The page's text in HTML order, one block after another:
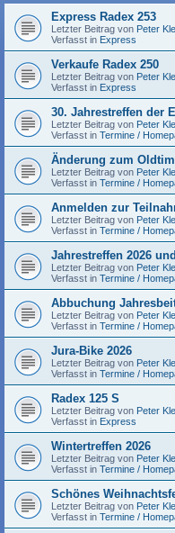
Express Radex 253
Letzter Beitrag von Peter
Verfasst in Express
Verkaufe Radex 250
Letzter Beitrag von Peter
Verfasst in Express
30. Jahrestreffen der
Letzter Beitrag von Peter
Verfasst in Termine /
Änderung zum
Letzter Beitrag von Peter
Verfasst in Termine /
Anmelden zur
Letzter Beitrag von Peter
Verfasst in Termine /
Jahrestreffen 2026
Letzter Beitrag von Peter
Verfasst in Termine /
Abbuchung
Letzter Beitrag von Peter
Verfasst in Termine /
Jura-Bike 2026
Letzter Beitrag von Peter
Verfasst in Termine /
Radex 125 S
Letzter Beitrag von Peter
Verfasst in Express
Wintertreffen 2026
Letzter Beitrag von Peter
Verfasst in Termine /
Schönes
Letzter Beitrag von Peter
Verfasst in Termine /